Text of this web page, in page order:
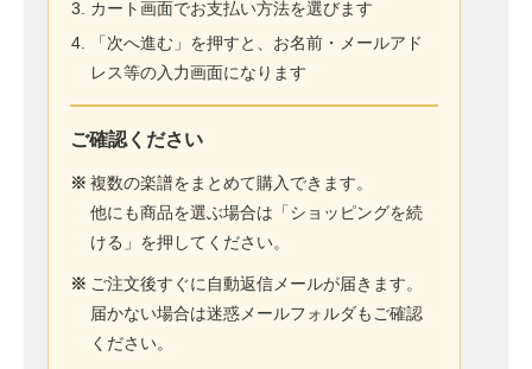
カート画面でお支払い方法を選びます
「次へ進む」を押すと、お名前・メールアド
レス等の入力画面になります
ご確認ください
※ 複数の楽譜をまとめて購入できます。
他にも商品を選ぶ場合は「ショッピングを続
ける」を押してください。
※ ご注文後すぐに自動返信メールが届きます。
届かない場合は迷惑メールフォルダもご確認
ください。